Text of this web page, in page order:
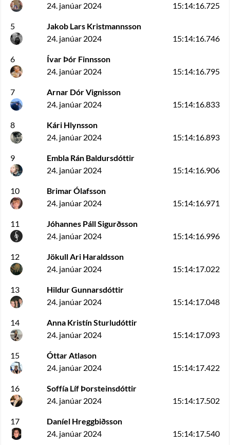
24. janúar 2024
15:14:16.725
5
Jakob Lars Kristmannsson
24. janúar 2024
15:14:16.746
6
Ívar Þór Finnsson
24. janúar 2024
15:14:16.795
7
Arnar Dór Vignisson
24. janúar 2024
15:14:16.833
8
Kári Hlynsson
24. janúar 2024
15:14:16.893
9
Embla Rán Baldursdóttir
24. janúar 2024
15:14:16.906
10
Brimar Ólafsson
24. janúar 2024
15:14:16.971
11
Jóhannes Páll Sigurðsson
24. janúar 2024
15:14:16.996
12
Jökull Ari Haraldsson
24. janúar 2024
15:14:17.022
13
Hildur Gunnarsdóttir
24. janúar 2024
15:14:17.048
14
Anna Kristín Sturludóttir
24. janúar 2024
15:14:17.093
15
Óttar Atlason
24. janúar 2024
15:14:17.422
16
Soffía Líf Þorsteinsdóttir
24. janúar 2024
15:14:17.502
17
Daníel Hreggbiðsson
24. janúar 2024
15:14:17.540